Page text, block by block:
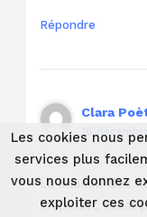
Répondre
Clara
16
La Maison des
inspirant, idéal
Les cookies nous
services plus
vous nous donnez
exploiter ces